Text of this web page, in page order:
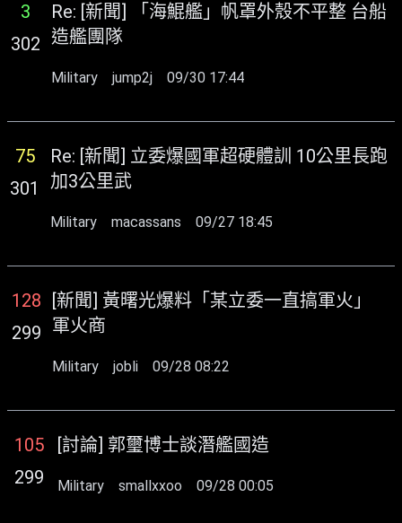
3
302
Re: [新聞] 「海鯤艦」帆罩外殼不平整 台船
造艦團隊
Military jump2j 09/30 17:44
75
301
Re: [新聞] 立委爆國軍超硬體訓 10公里長跑
加3公里武
Military macassans 09/27 18:45
128
299
[新聞] 黃曙光爆料「某立委一直搞軍火」
軍火商
Military jobli 09/28 08:22
105
299
[討論] 郭璽博士談潛艦國造
Military smallxxoo 09/28 00:05